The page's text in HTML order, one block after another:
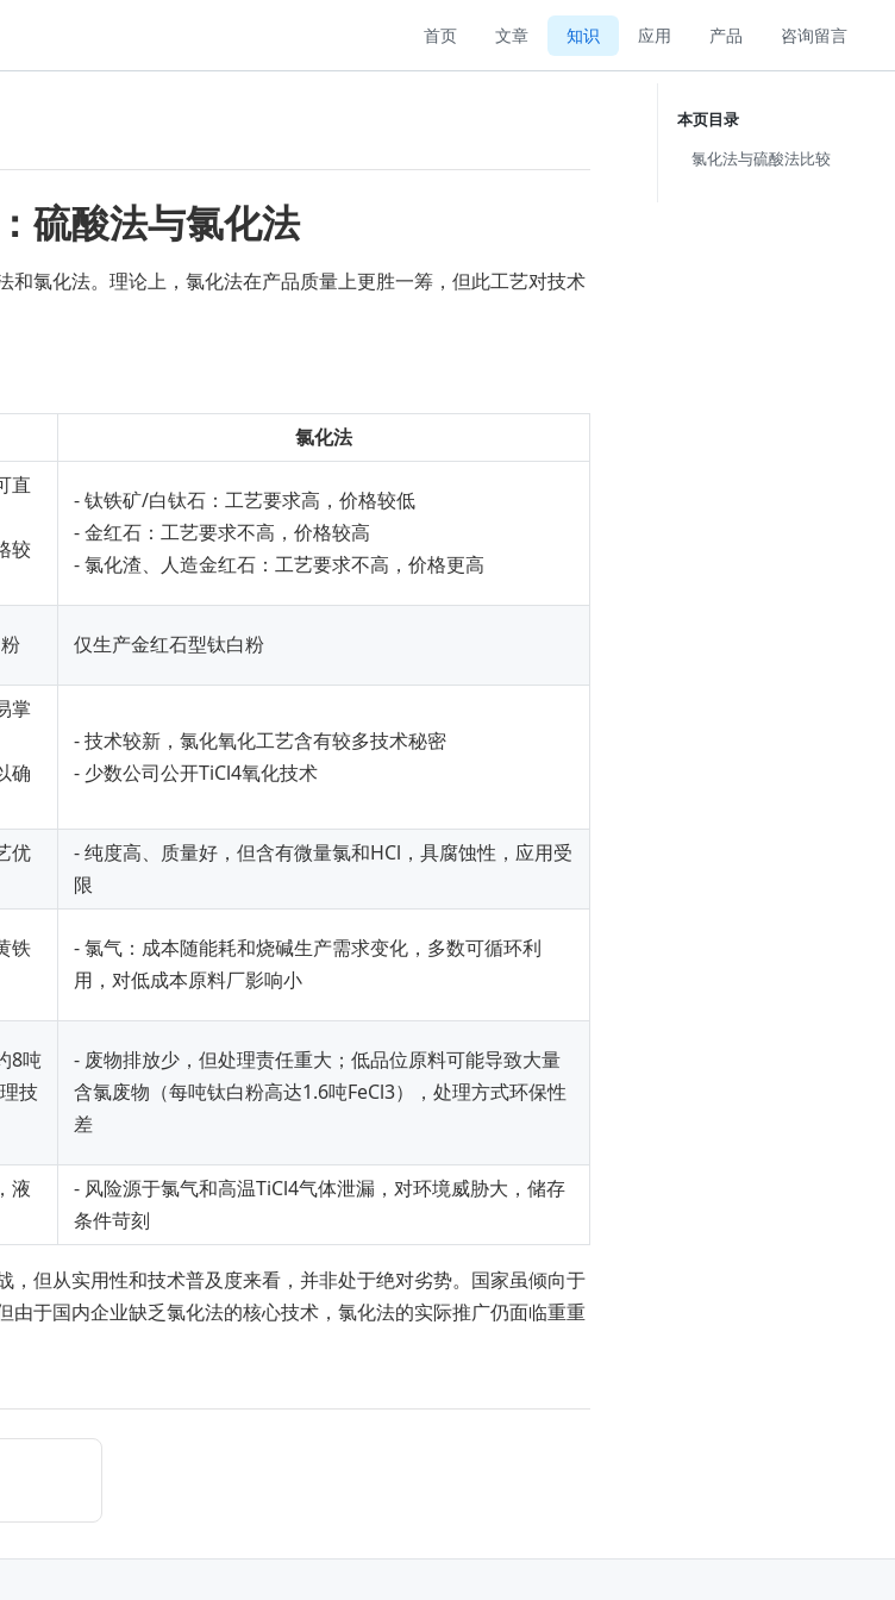
首页 文章 知识 应用 产品 咨询留言
硫酸法与氯化法
和氯化法。理论上，氯化法在产品质量上更胜一筹，但此工艺对技术
氯化法
直
较
- 钛铁矿/白钛石：工艺要求高，价格较低
- 金红石：工艺要求不高，价格较高
- 氯化渣、人造金红石：工艺要求不高，价格更高
仅生产金红石型钛白粉
掌
确
- 技术较新，氯化氧化工艺含有较多技术秘密
- 少数公司公开TiCl4氧化技术
优
- 纯度高、质量好，但含有微量氯和HCl，具腐蚀性，应用受
限
铁
- 氯气：成本随能耗和烧碱生产需求变化，多数可循环利
用，对低成本原料厂影响小
8吨
技
- 废物排放少，但处理责任重大；低品位原料可能导致大量
含氯废物（每吨钛白粉高达1.6吨FeCl3），处理方式环保性
差
液
- 风险源于氯气和高温TiCl4气体泄漏，对环境威胁大，储存
条件苛刻
，但从实用性和技术普及度来看，并非处于绝对劣势。国家虽倾向于
由于国内企业缺乏氯化法的核心技术，氯化法的实际推广仍面临重重
本页目录
氯化法与硫酸法比较